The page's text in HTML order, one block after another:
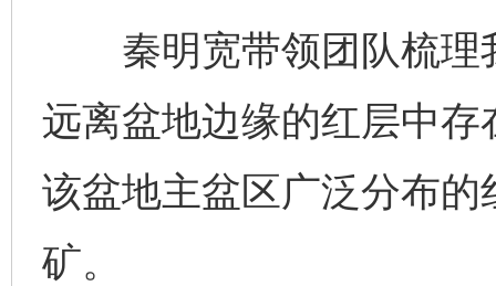
秦明宽带领团队梳理
远离盆地边缘的红层中
该盆地主盆区广泛分布
矿。